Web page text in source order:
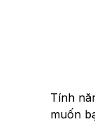
Tính
muốn